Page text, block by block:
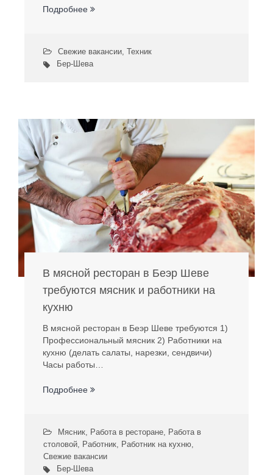
Подробнее
Свежие вакансии, Техник
Бер-Шева
В мясной ресторан в Беэр Шеве
требуются мясник и работники на
кухню
В мясной ресторан в Беэр Шеве требуются 1)
Профессиональный мясник 2) Работники на
кухню (делать салаты, нарезки, сендвичи)
Часы работы…
Подробнее
Мясник, Работа в ресторане, Работа в
столовой, Работник, Работник на кухню,
Свежие вакансии
Бер-Шева